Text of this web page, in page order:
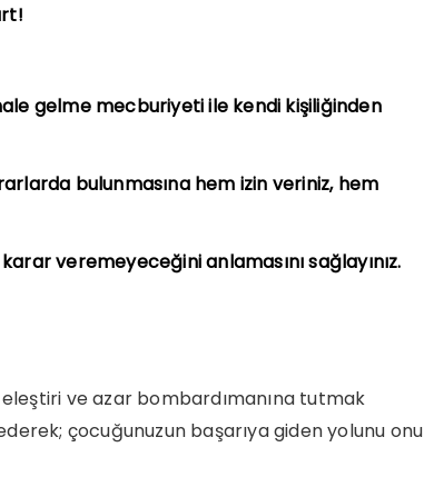
gelme mecburiyeti ile kendi kişiliğinden
bulunmasına hem izin veriniz, hem
veremeyeceğini anlamasını sağlayınız.
eleştiri ve azar bombardımanına tutmak
çocuğunuzun başarıya giden yolunu onu